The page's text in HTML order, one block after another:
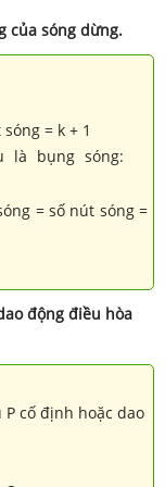
của sóng dừng.
= k + 1
là bụng sóng:
= số nút sóng =
động điều hòa
cố định hoặc dao